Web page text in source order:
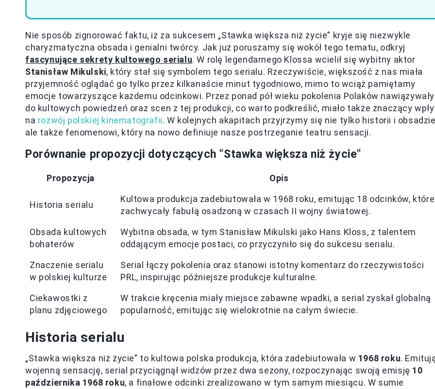
Nie sposób zignorować faktu, iż za sukcesem „Stawka większa niż życie” kryje się niezwykle
charyzmatyczna obsada i genialni twórcy. Jak już poruszamy się wokół tego tematu, odkryj
fascynujące sekrety kultowego serialu. W rolę legendarnego Klossa wcielił się wybitny aktor
Stanisław Mikulski, który stał się symbolem tego serialu. Rzeczywiście, większość z nas miała
przyjemność oglądać go tylko przez kilkanaście minut tygodniowo, mimo to wciąż pamiętamy
emocje towarzyszące każdemu odcinkowi. Przez ponad pół wieku pokolenia Polaków nawiązywały
do kultowych powiedzeń oraz scen z tej produkcji, co warto podkreślić, miało także znaczący
na rozwój polskiej kinematografii. W kolejnych akapitach przyjrzymy się nie tylko historii i
ale także fenomenowi, który na nowo definiuje nasze postrzeganie teatru sensacji.
Porównanie propozycji dotyczących "Stawka większa niż życie"
Propozycja Opis
Historia serialu
Kultowa produkcja zadebiutowała w 1968 roku, emitując 18 odcinków, które
zachwycały fabułą osadzoną w czasach II wojny światowej.
Obsada kultowych
bohaterów
Wybitna obsada, w tym Stanisław Mikulski jako Hans Kloss, z talentem
oddającym emocje postaci, co przyczyniło się do sukcesu serialu.
Znaczenie serialu
w polskiej kulturze
Serial łączy pokolenia oraz stanowi istotny komentarz do rzeczywistości
PRL, inspirując późniejsze produkcje kulturalne.
Ciekawostki z
planu zdjęciowego
W trakcie kręcenia miały miejsce zabawne wpadki, a serial zyskał globalną
popularność, emitując się wielokrotnie na całym świecie.
Historia serialu
„Stawka większa niż życie” to kultowa polska produkcja, która zadebiutowała w 1968 roku.
wojenną sensację, serial przyciągnął widzów przez dwa sezony, rozpoczynając swoją emisję 10
października 1968 roku, a finałowe odcinki zrealizowano w tym samym miesiącu. W sumie